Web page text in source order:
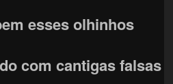
esses olhinhos
com cantigas falsas